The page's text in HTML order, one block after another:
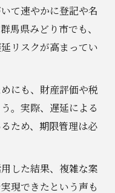
て速やかに登記や名
馬県みどり市でも、
リスクが高まってい
にも、財産評価や税
。実際、遅延による
ため、期限管理は必
した結果、複雑な案
現できたという声も